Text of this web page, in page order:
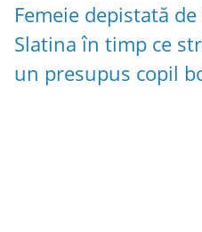
Femeie depistată
Slatina în timp ce
un presupus copil